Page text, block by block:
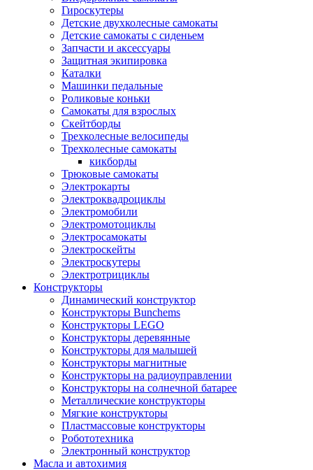
Гироскутеры
Детские двухколесные самокаты
Детские самокаты с сиденьем
Запчасти и аксессуары
Защитная экипировка
Каталки
Машинки педальные
Роликовые коньки
Самокаты для взрослых
Скейтборды
Трехколесные велосипеды
Трехколесные самокаты
кикборды
Трюковые самокаты
Электрокарты
Электроквадроциклы
Электромобили
Электромотоциклы
Электросамокаты
Электроскейты
Электроскутеры
Электротрициклы
Конструкторы
Динамический конструктор
Конструкторы Bunchems
Конструкторы LEGO
Конструкторы деревянные
Конструкторы для малышей
Конструкторы магнитные
Конструкторы на радиоуправлении
Конструкторы на солнечной батарее
Металлические конструкторы
Мягкие конструкторы
Пластмассовые конструкторы
Робототехника
Электронный конструктор
Масла и автохимия